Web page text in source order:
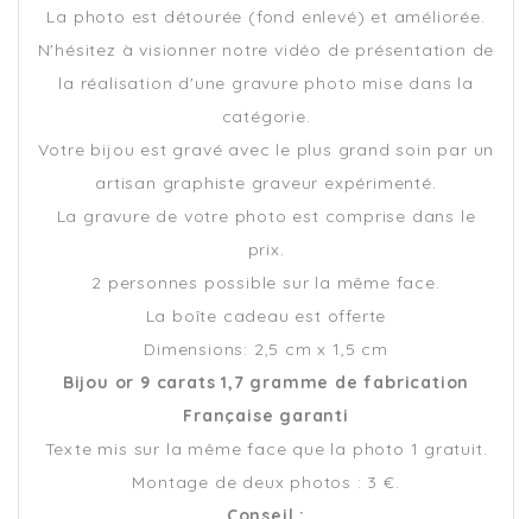
La photo est détourée (fond enlevé) et améliorée.
N'hésitez à visionner notre vidéo de présentation de
la réalisation d'une gravure photo mise dans la
catégorie.
Votre bijou est gravé avec le plus grand soin par un
artisan graphiste graveur expérimenté.
La gravure de votre photo est comprise dans le
prix.
2 personnes possible sur la même face.
La boîte cadeau est offerte
Dimensions: 2,5 cm x 1,5 cm
Bijou or 9 carats 1,7 gramme de fabrication
Française garanti
Texte mis sur la même face que la photo 1 gratuit.
Montage de deux photos : 3 €.